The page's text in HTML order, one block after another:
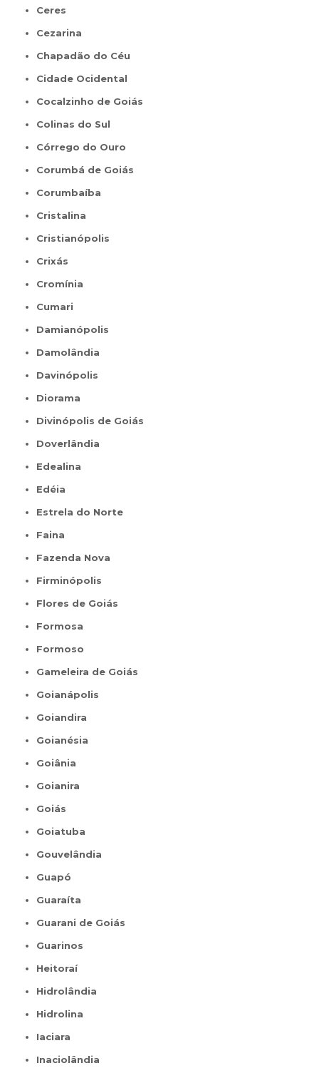
Ceres
Cezarina
Chapadão do Céu
Cidade Ocidental
Cocalzinho de Goiás
Colinas do Sul
Córrego do Ouro
Corumbá de Goiás
Corumbaíba
Cristalina
Cristianópolis
Crixás
Cromínia
Cumari
Damianópolis
Damolândia
Davinópolis
Diorama
Divinópolis de Goiás
Doverlândia
Edealina
Edéia
Estrela do Norte
Faina
Fazenda Nova
Firminópolis
Flores de Goiás
Formosa
Formoso
Gameleira de Goiás
Goianápolis
Goiandira
Goianésia
Goiânia
Goianira
Goiás
Goiatuba
Gouvelândia
Guapó
Guaraíta
Guarani de Goiás
Guarinos
Heitoraí
Hidrolândia
Hidrolina
Iaciara
Inaciolândia